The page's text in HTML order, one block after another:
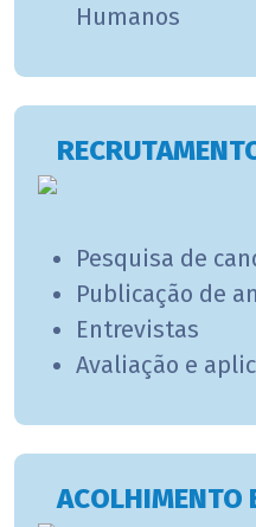
Humanos
Pesquisa de
Publicação de
Entrevistas
Avaliação e
ACOLHIMENTO